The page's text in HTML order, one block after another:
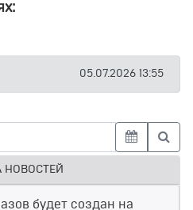
05.07.2026 13:55
НОВОСТЕЙ
будет создан на